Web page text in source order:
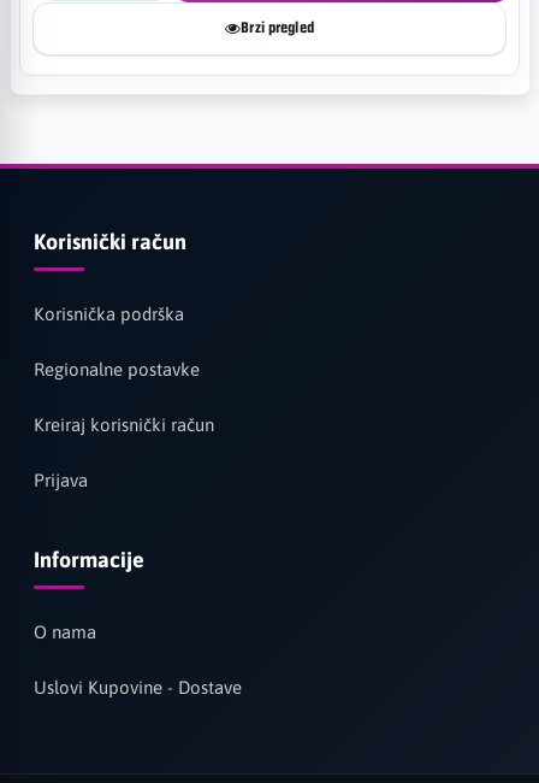
Brzi pregled
Korisnički račun
Korisnička podrška
Regionalne postavke
Kreiraj korisnički račun
Prijava
Informacije
O nama
Uslovi Kupovine - Dostave